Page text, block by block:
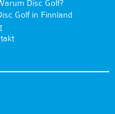
Disc Golf?
Golf in Finnland